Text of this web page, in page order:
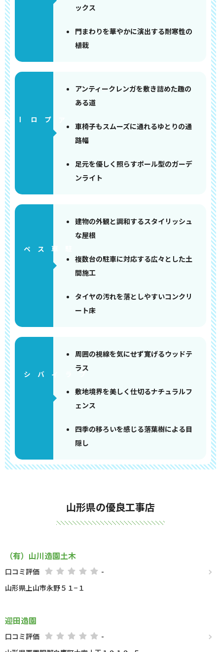
ックス
門まわりを華やかに演出する耐寒性の
植栽
アプローチ
アンティークレンガを敷き詰めた趣の
ある道
車椅子もスムーズに通れるゆとりの通
路幅
足元を優しく照らすポール型のガーデ
ンライト
建物の外観と調和するスタイリッシュ
な屋根
複数台の駐車に対応する広々とした土
間施工
タイヤの汚れを落としやすいコンクリ
ート床
周囲の視線を気にせず寛げるウッドテ
ラス
敷地境界を美しく仕切るナチュラルフ
ェンス
四季の移ろいを感じる落葉樹による目
隠し
山形県の優良工事店
（有）山川造園土木
口コミ評価
-
山形県上山市永野５１−１
迎田造園
口コミ評価
-